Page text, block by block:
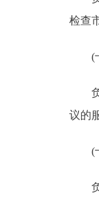
检查
(十
负
议的
(十
负